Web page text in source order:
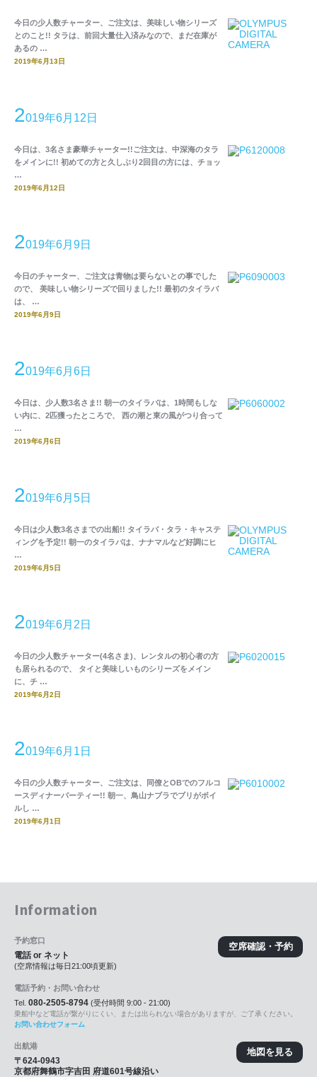
今日の少人数チャーター、ご注文は、美味しい物シリーズ
とのこと!! タラは、前回大量仕入済みなので、まだ在庫が
あるの …
2019年6月13日
2019年6月12日
今日は、3名さま豪華チャーター!!ご注文は、中深海のタラ
をメインに!! 初めての方と久しぶり2回目の方には、チョッ
…
2019年6月12日
2019年6月9日
今日のチャーター、ご注文は青物は要らないとの事でした
ので、 美味しい物シリーズで回りました!! 最初のタイラバ
は、 …
2019年6月9日
2019年6月6日
今日は、少人数3名さま!! 朝一のタイラバは、1時間もしな
い内に、2匹獲ったところで、 西の潮と東の風がつり合って
…
2019年6月6日
2019年6月5日
今日は少人数3名さまでの出船!! タイラバ・タラ・キャステ
ィングを予定!! 朝一のタイラバは、ナナマルなど好調にヒ
…
2019年6月5日
2019年6月2日
今日の少人数チャーター(4名さま)、レンタルの初心者の方
も居られるので、 タイと美味しいものシリーズをメイン
に、チ …
2019年6月2日
2019年6月1日
今日の少人数チャーター、ご注文は、同僚とOBでのフルコ
ースディナーパーティー!! 朝一、鳥山ナブラでブリがボイ
ルし …
2019年6月1日
Information
空席確認・予約
予約窓口
電話 or ネット
(空席情報は毎日21:00頃更新)
電話予約・お問い合わせ
Tel. 080-2505-8794 (受付時間 9:00 - 21:00)
乗船中など電話が繋がりにくい、または出られない場合がありますが、ご了承ください。
お問い合わせフォーム
地図を見る
出航港
〒624-0943
京都府舞鶴市字吉田 府道601号線沿い